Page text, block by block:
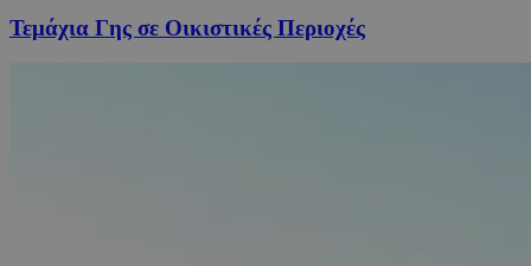
Τεμάχια Γης σε Οικιστικές Περιοχές